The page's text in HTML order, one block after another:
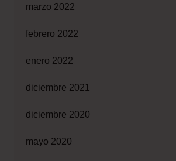
marzo 2022
febrero 2022
enero 2022
diciembre 2021
diciembre 2020
mayo 2020